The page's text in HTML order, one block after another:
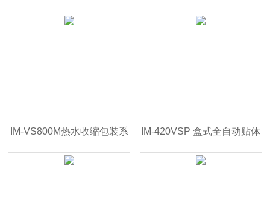
APP下载安装 APP下载安装
IM-VS800M热水收缩包装系
统
IM-420VSP 盒式全自动贴体
色多多APP下载安装